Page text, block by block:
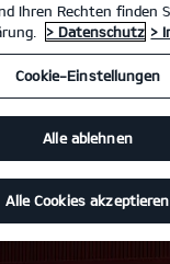
Ihren Rechten finden
> Datenschutz >
Cookie-Einstellungen
Alle ablehnen
Alle Cookies akzeptieren